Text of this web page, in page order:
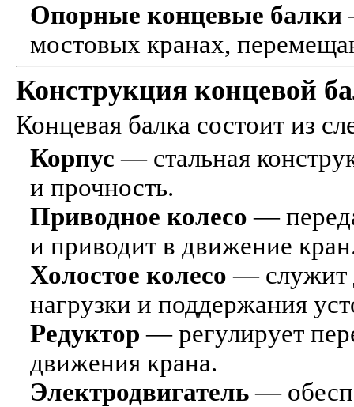
Опорные концевые балки
мостовых кранах,
Конструкция концевой
Концевая балка состоит из
Корпус — стальная
и прочность.
Приводное колесо —
и приводит в движение
Холостое колесо — служит
нагрузки и поддержания
Редуктор — регулирует
движения крана.
Электродвигатель—